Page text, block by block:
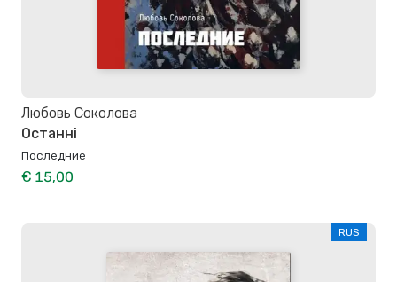
Любовь Соколова
Останні
Последние
€ 15,00
RUS